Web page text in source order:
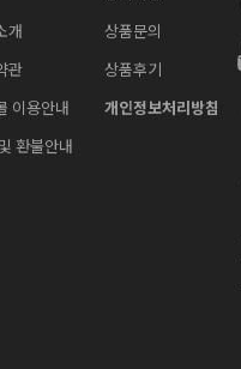
개
관
이용안내
환불안내
상품문의
상품후기
개인정보처리방침